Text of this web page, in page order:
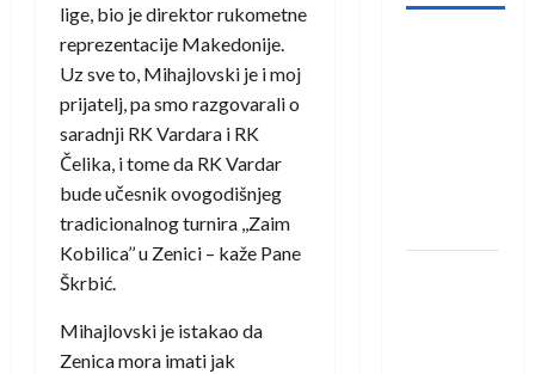
lige, bio je direktor rukometne
reprezentacije Makedonije.
Uz sve to, Mihajlovski je i moj
prijatelj, pa smo razgovarali o
saradnji RK Vardara i RK
Čelika, i tome da RK Vardar
bude učesnik ovogodišnjeg
tradicionalnog turnira ,,Zaim
Kobilica’’ u Zenici – kaže Pane
Škrbić.
Mihajlovski je istakao da
Zenica mora imati jak